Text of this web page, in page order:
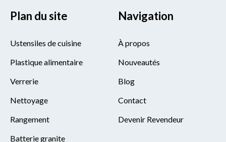
Plan du site
Ustensiles de cuisine
Plastique alimentaire
Verrerie
Nettoyage
Rangement
Batterie granite
Navigation
À propos
Nouveautés
Blog
Contact
Devenir Revendeur